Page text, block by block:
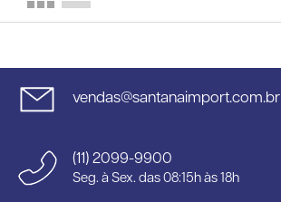
vendas@santanaimport.com.br
(11) 2099-9900
Seg. à Sex. das 08:15h às 18h